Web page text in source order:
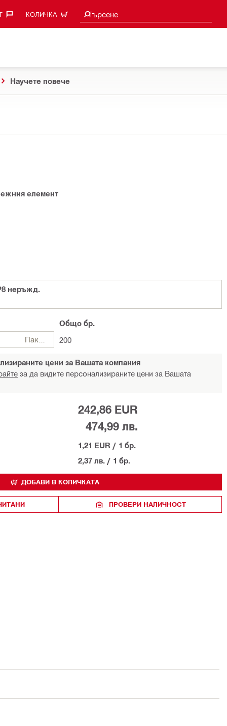
КОЛИЧКА Търсене
Търси предложения
Научете повече
елемент
неръжд.
Общо бр.
200
цени за Вашата компания
за да видите персонализираните цени за Вашата
242,86 EUR
474,99 лв.
1,21 EUR / 1 бр.
2,37 лв. / 1 бр.
ДОБАВИ В КОЛИЧКАТА
ПРОВЕРИ НАЛИЧНОСТ